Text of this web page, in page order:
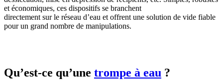
et économiques, ces dispositifs se branchent
directement sur le réseau d’eau et offrent une solution de vide fiable
pour un grand nombre de manipulations.
Qu’est-ce qu’une trompe à eau ?